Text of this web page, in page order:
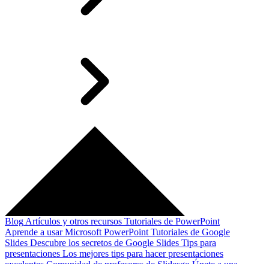
Blog Artículos y otros recursos Tutoriales de PowerPoint
Aprende a usar Microsoft PowerPoint Tutoriales de Google
Slides Descubre los secretos de Google Slides Tips para
presentaciones Los mejores tips para hacer presentaciones